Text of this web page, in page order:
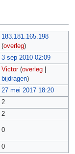
183.181.165.198
(overleg)
3 sep 2010 02:09
Victor (overleg|
bijdragen)
27 mei 2017 18:20
2
2
0
0